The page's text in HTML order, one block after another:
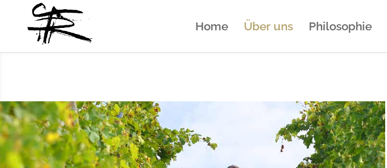
Home Über uns Philosophie